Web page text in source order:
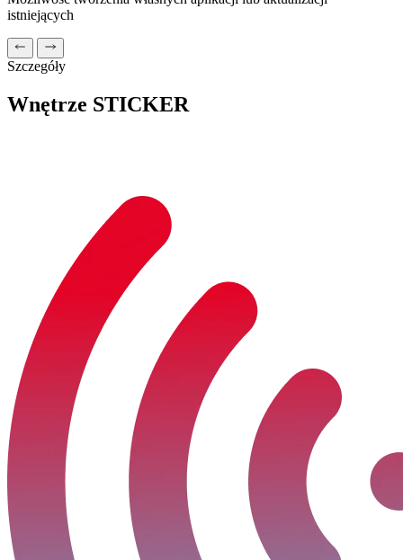
istniejących
Szczegóły
Wnętrze STICKER